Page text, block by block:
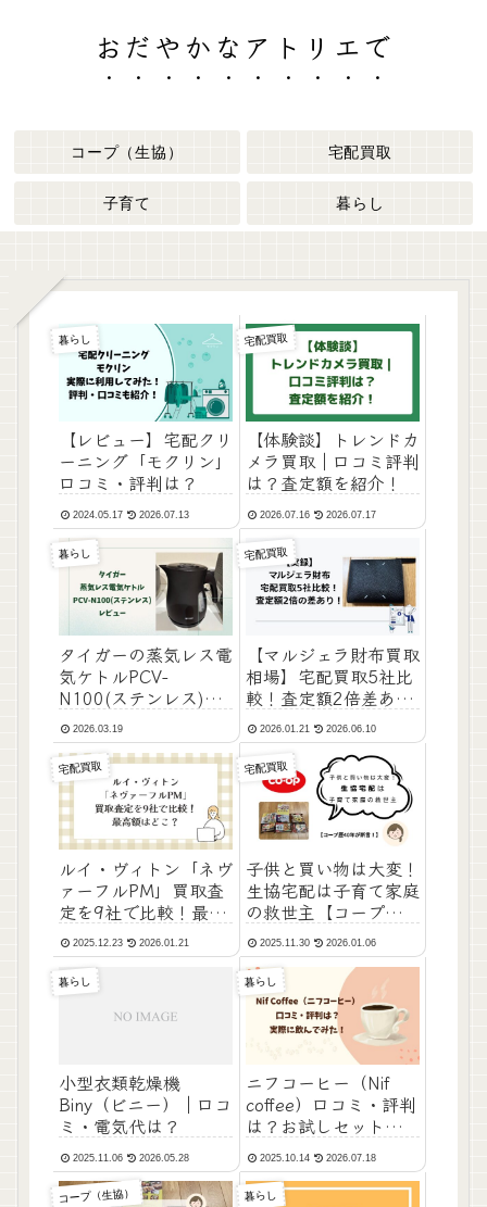
おだやかなアトリエで
コープ（生協） 宅配買取
子育て 暮らし
暮らし
【レビュー】宅配クリ
ーニング「モクリン」
口コミ・評判は？
2024.05.17 2026.07.13
宅配買取
【体験談】トレンドカ
メラ買取｜口コミ評判
は？査定額を紹介！
2026.07.16 2026.07.17
暮らし
タイガーの蒸気レス電
気ケトルPCV-
N100(ステンレス)レ
ビュー
2026.03.19
宅配買取
【マルジェラ財布買取
相場】宅配買取5社比
較！査定額2倍差あ
り！
2026.01.21 2026.06.10
宅配買取
ルイ・ヴィトン「ネヴ
ァーフルPM」買取査
定を9社で比較！最高
額はどこ？
2025.12.23 2026.01.21
宅配買取
子供と買い物は大変！
生協宅配は子育て家庭
の救世主【コープ歴
40年が断言！】
2025.11.30 2026.01.06
暮らし
小型衣類乾燥機
Biny（ビニー）｜口コ
ミ・電気代は？
2025.11.06 2026.05.28
暮らし
ニフコーヒー（Nif
coffee）口コミ・評判
は？お試しセットを飲
んでみた！
2025.10.14 2026.07.18
コープ（生協） 暮らし